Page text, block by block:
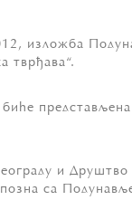
изложба
тврђава“.
и
са